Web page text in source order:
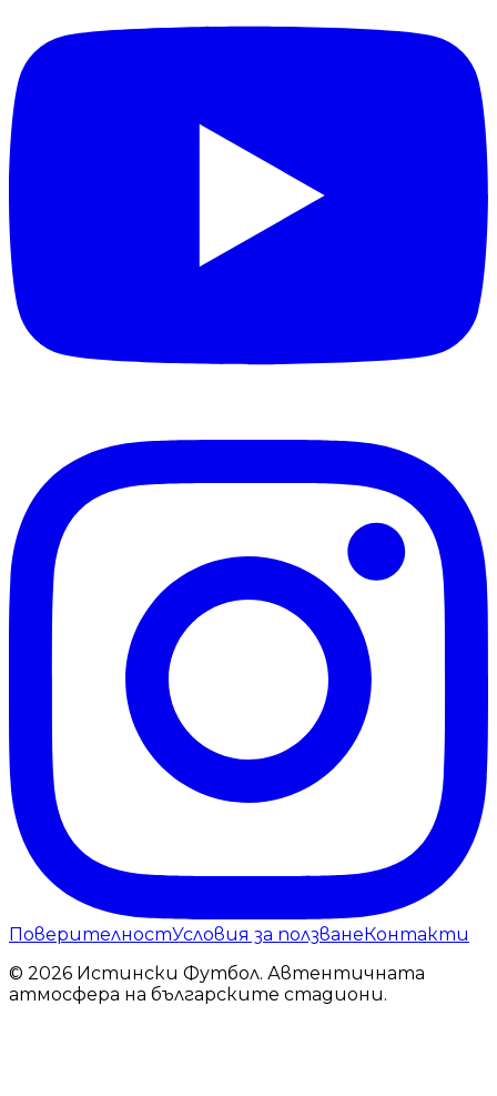
ПоверителностУсловия за ползванеКонтакти
© 2026 Истински Футбол. Автентичната
атмосфера на българските стадиони.